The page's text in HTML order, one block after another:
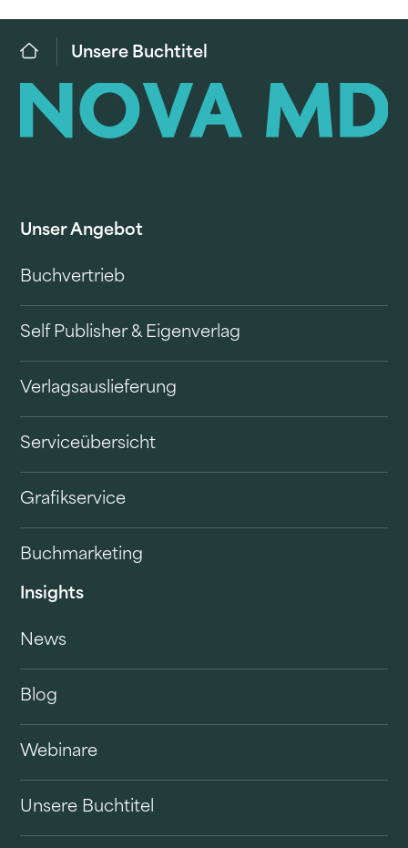
Unsere Buchtitel
Unser Angebot
Buchvertrieb
Self Publisher & Eigenverlag
Verlagsauslieferung
Serviceübersicht
Grafikservice
Buchmarketing
Insights
News
Blog
Webinare
Unsere Buchtitel